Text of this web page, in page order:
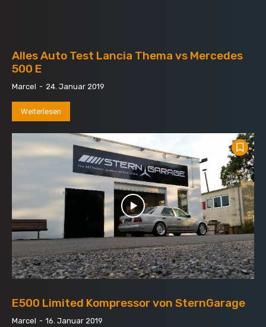
Alles Auto Test Lancia Thema vs Mercedes
500 E
Marcel - 24. Januar 2019
Weiterlesen
E500 Limited Kompressor von SternGarage
Marcel - 16. Januar 2019